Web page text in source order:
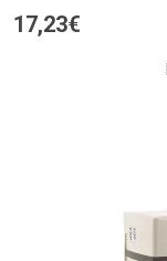
17,23€